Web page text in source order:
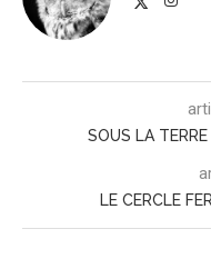
SOUS LA TERRE
LE CERCLE